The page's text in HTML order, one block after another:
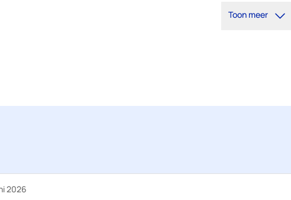
Toon meer
2026